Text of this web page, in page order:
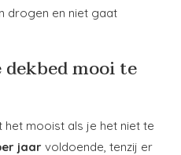
drogen en niet gaat
mooi te
mooist als je het niet te
jaar voldoende, tenzij er